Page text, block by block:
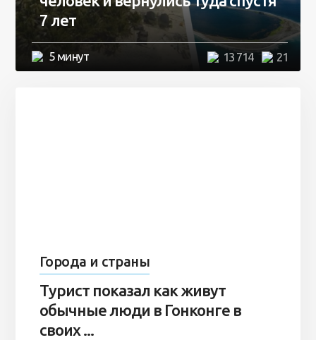
7 лет
5 минут 21
13 714
Города и страны
Турист показал как живут
обычные люди в Гонконге в
своих ...